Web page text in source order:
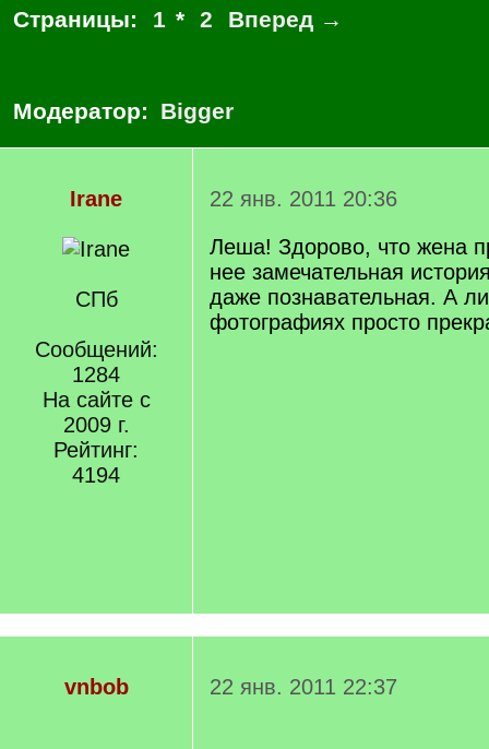
Страницы: 1 * 2 Вперед →
Модератор: Bigger
Irane
СПб
Сообщений:
1284
На сайте с
2009 г.
Рейтинг:
4194
22 янв. 2011 20:36
Леша! Здорово, что жена
нее замечательная
даже познавательная. А
фотографиях просто
vnbob 22 янв. 2011 22:37